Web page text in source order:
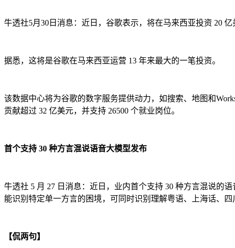
牛透社5月30日消息：近日，谷歌表示，将在马来西亚投资 20
据悉，这将是谷歌在马来西亚运营 13 年来最大的一笔投资。
该数据中心将为谷歌的数字服务提供动力，如搜索、地图和
贡献超过 32 亿美元，并支持 26500 个就业岗位。
首个支持 30 种方言混说语音大模型发布
牛透社 5 月 27 日消息：近日，业内首个支持 30 种方言混说
能识别特定单一方言的困境，可同时识别理解粤语、上海话、
【侃两句】